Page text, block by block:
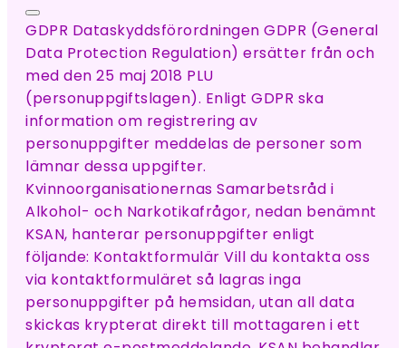
GDPR Dataskyddsförordningen GDPR (General
Data Protection Regulation) ersätter från och
med den 25 maj 2018 PLU
(personuppgiftslagen). Enligt GDPR ska
information om registrering av
personuppgifter meddelas de personer som
lämnar dessa uppgifter.
Kvinnoorganisationernas Samarbetsråd i
Alkohol- och Narkotikafrågor, nedan benämnt
KSAN, hanterar personuppgifter enligt
följande: Kontaktformulär Vill du kontakta oss
via kontaktformuläret så lagras inga
personuppgifter på hemsidan, utan all data
skickas krypterat direkt till mottagaren i ett